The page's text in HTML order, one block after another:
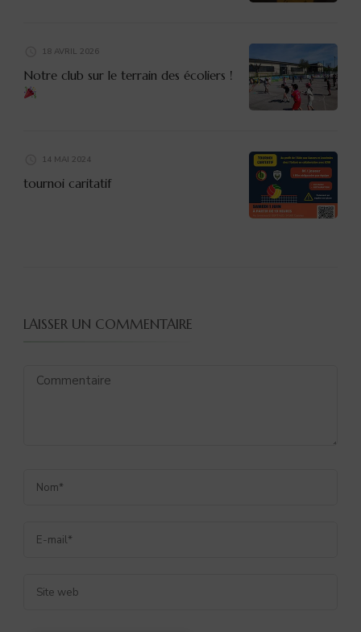
18 AVRIL 2026
Notre club sur le terrain des écoliers !
14 MAI 2024
tournoi caritatif
LAISSER UN COMMENTAIRE